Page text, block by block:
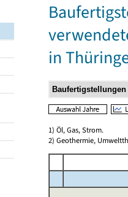
in
1) Öl, Gas, Strom.
2) Geothermie,